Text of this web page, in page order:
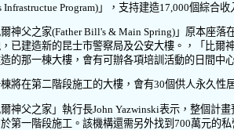
Infrastructue Program) 」，支持建造17,000個綜合收
爾神父之家(Father Bill's & Main Spring) 」原本座落
已建造新的昆士市警察局及公安大樓。，「比爾
的那一棟大樓，會有可辦各項培訓活動的日間中
將在第二階段施工的大樓，會有30個供人永久性
爾神父之家」執行長John Yazwinski表示，整個計畫
第一階段施工。該機構還需另外找到 700萬元的